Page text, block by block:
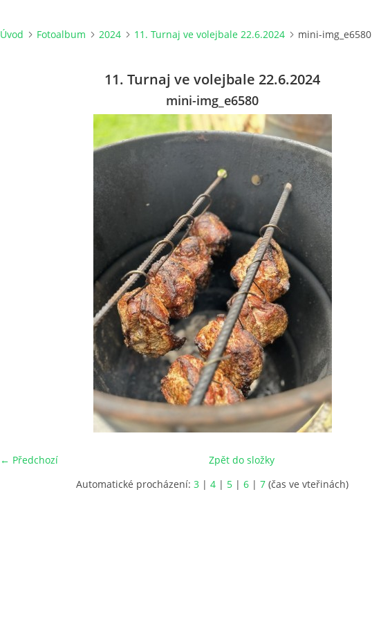
Úvod Fotoalbum 2024 11. Turnaj ve volejbale 22.6.2024 mini-img_e6580
11. Turnaj ve volejbale 22.6.2024
mini-img_e6580
← Předchozí
Zpět do složky
Automatické procházení: 3 | 4 | 5 | 6 | 7 (čas ve vteřinách)